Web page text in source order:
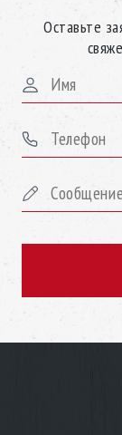
Оставьте